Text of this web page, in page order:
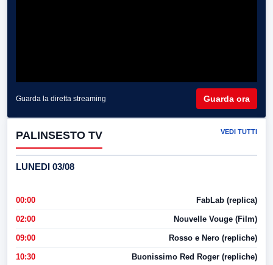
Guarda la diretta streaming Guarda ora
PALINSESTO TV VEDI TUTTI
LUNEDI 03/08
00:00 FabLab (replica)
02:00 Nouvelle Vouge (Film)
09:00 Rosso e Nero (repliche)
10:30 Buonissimo Red Roger (repliche)